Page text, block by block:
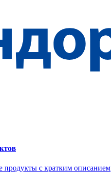
с кратким описанием